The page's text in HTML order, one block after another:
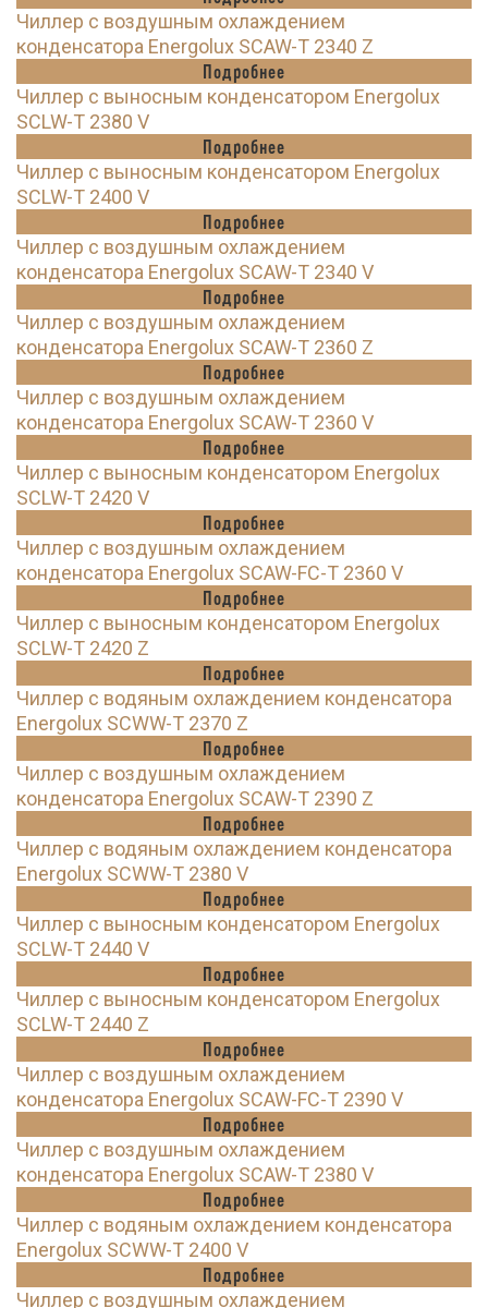
Чиллер с воздушным охлаждением
конденсатора Energolux SCAW-T 2340 Z
Подробнее
Чиллер с выносным конденсатором Energolux
SCLW-T 2380 V
Подробнее
Чиллер с выносным конденсатором Energolux
SCLW-T 2400 V
Подробнее
Чиллер с воздушным охлаждением
конденсатора Energolux SCAW-T 2340 V
Подробнее
Чиллер с воздушным охлаждением
конденсатора Energolux SCAW-T 2360 Z
Подробнее
Чиллер с воздушным охлаждением
конденсатора Energolux SCAW-T 2360 V
Подробнее
Чиллер с выносным конденсатором Energolux
SCLW-T 2420 V
Подробнее
Чиллер с воздушным охлаждением
конденсатора Energolux SCAW-FC-T 2360 V
Подробнее
Чиллер с выносным конденсатором Energolux
SCLW-T 2420 Z
Подробнее
Чиллер с водяным охлаждением конденсатора
Energolux SCWW-T 2370 Z
Подробнее
Чиллер с воздушным охлаждением
конденсатора Energolux SCAW-T 2390 Z
Подробнее
Чиллер с водяным охлаждением конденсатора
Energolux SCWW-T 2380 V
Подробнее
Чиллер с выносным конденсатором Energolux
SCLW-T 2440 V
Подробнее
Чиллер с выносным конденсатором Energolux
SCLW-T 2440 Z
Подробнее
Чиллер с воздушным охлаждением
конденсатора Energolux SCAW-FC-T 2390 V
Подробнее
Чиллер с воздушным охлаждением
конденсатора Energolux SCAW-T 2380 V
Подробнее
Чиллер с водяным охлаждением конденсатора
Energolux SCWW-T 2400 V
Подробнее
Чиллер с воздушным охлаждением